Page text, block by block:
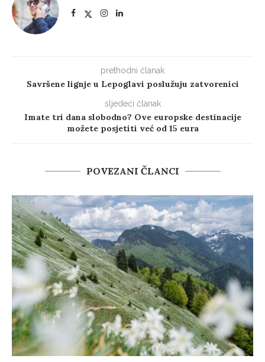
prethodni članak
Savršene lignje u Lepoglavi poslužuju zatvorenici
sljedeći članak
Imate tri dana slobodno? Ove europske destinacije
možete posjetiti već od 15 eura
POVEZANI ČLANCI